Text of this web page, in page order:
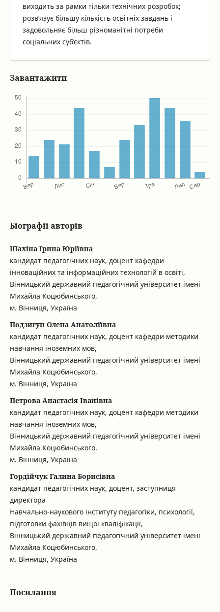
виходить за рамки тільки технічних розробок;
розв’язує більшу кількість освітніх завдань і
задовольняє більш різноманітні потреби
соціальних суб’єктів.
Завантажити
Біографії авторів
Шахіна Ірина Юріївна
кандидат педагогічних наук, доцент кафедри
інноваційних та інформаційних технологій в освіті,
Вінницький державний педагогічний університет імені
Михайла Коцюбинського,
м. Вінниця, Україна
Подзигун Олена Анатоліївна
кандидат педагогічних наук, доцент кафедри методики
навчання іноземних мов,
Вінницький державний педагогічний університет імені
Михайла Коцюбинського,
м. Вінниця, Україна
Петрова Анастасія Іванівна
кандидат педагогічних наук, доцент кафедри методики
навчання іноземних мов,
Вінницький державний педагогічний університет імені
Михайла Коцюбинського,
м. Вінниця, Україна
Гордійчук Галина Борисівна
кандидат педагогічних наук, доцент, заступниця
директора
Навчально-наукового інституту педагогіки, психології,
підготовки фахівців вищої кваліфікації,
Вінницький державний педагогічний університет імені
Михайла Коцюбинського,
м. Вінниця, Україна
Посилання